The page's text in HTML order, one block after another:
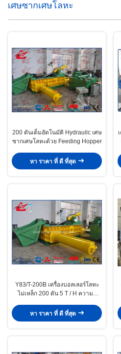
เศษซากเศษโลหะ
200 ตันเต็มอัตโนมัติ Hydrauilc เศษ
ซากเศษโลหะด้วย Feeding Hopper
หา ราคา ที่ ดี ที่สุด
Y83/T-200B เครื่องบอลเลอร์โลหะ
ไม่เหล็ก 200 ตัน 5 T / H ความจุ
หา ราคา ที่ ดี ที่สุด